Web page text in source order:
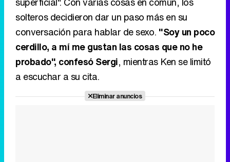
solteros decidieron dar un paso más en su
conversación para hablar de sexo. "Soy un poco
cerdillo, a mí me gustan las cosas que no he
probado", confesó Sergi, mientras Ken se limitó
a escuchar a su cita.
Eliminar anuncios